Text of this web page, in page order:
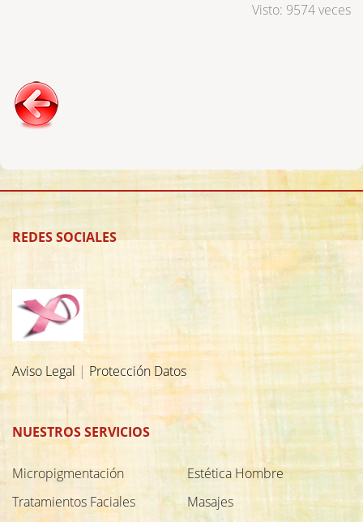
Visto: 9574 veces
REDES SOCIALES
Aviso Legal | Protección Datos
NUESTROS SERVICIOS
Micropigmentación
Tratamientos Faciales
Estética Hombre
Masajes